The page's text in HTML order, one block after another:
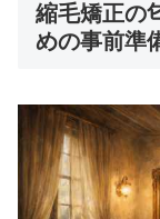
縮毛矯正の
めの事前準